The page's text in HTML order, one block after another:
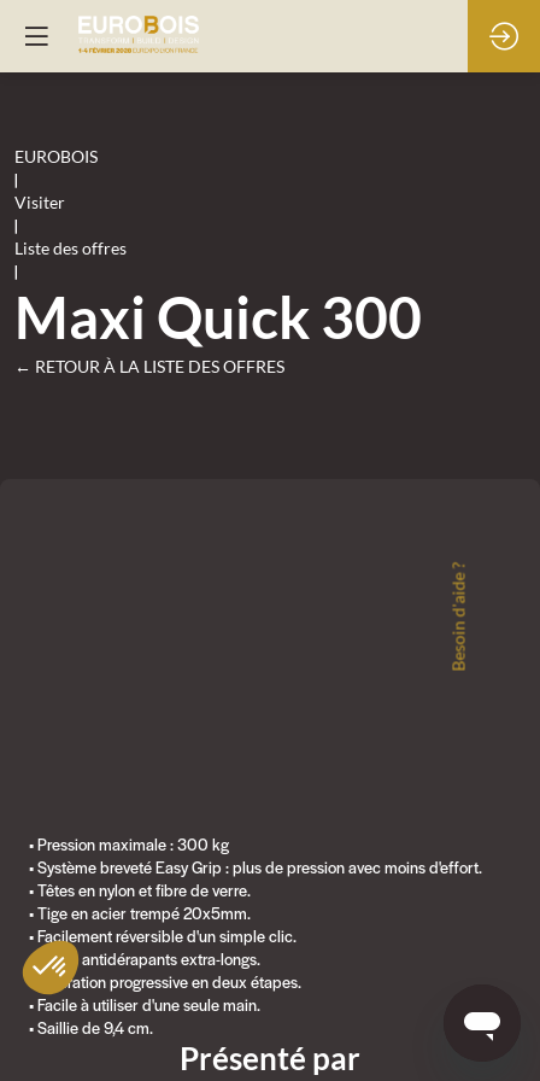
EUROBOIS
|
Visiter
|
Liste des offres
|
Maxi Quick 300
← RETOUR À LA LISTE DES OFFRES
• Pression maximale : 300 kg
• Système breveté Easy Grip : plus de pression avec moins d'effort.
• Têtes en nylon et fibre de verre.
• Tige en acier trempé 20x5mm.
• Facilement réversible d'un simple clic.
• Patins antidérapants extra-longs.
• Libération progressive en deux étapes.
• Facile à utiliser d'une seule main.
• Saillie de 9,4 cm.
Présenté par
Besoin d'aide ?